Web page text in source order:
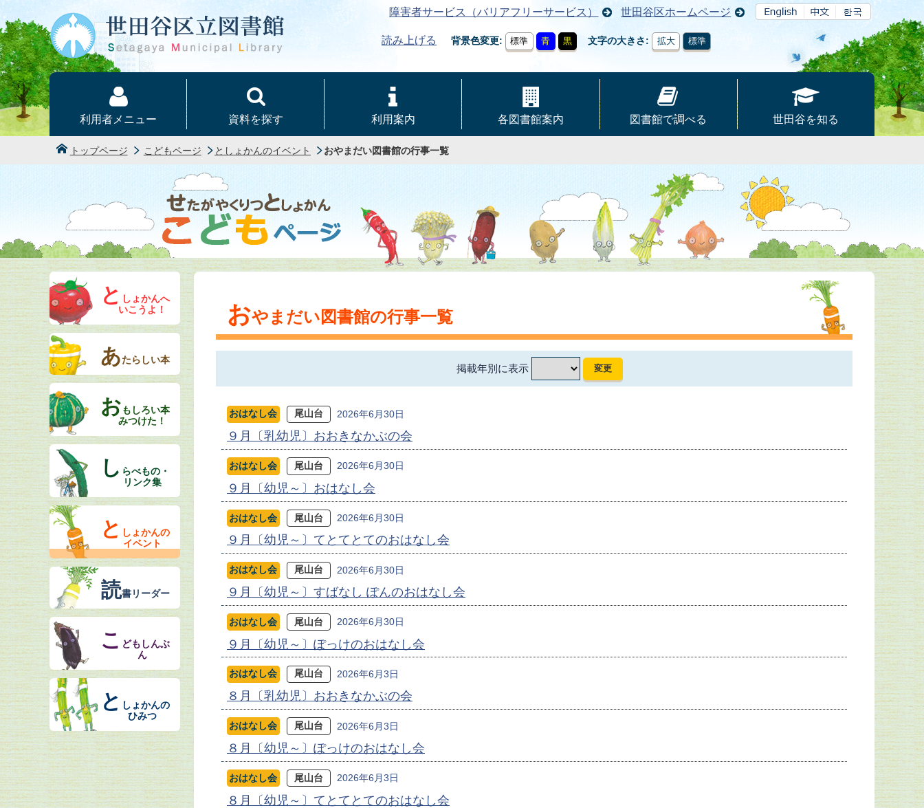
本文へ
障害者サービス（バリアフリーサービス） 世田谷区ホームページ
読み上げる 背景色変更 標準 青 黒 文字の大きさ 拡大 標準
利用者メニュー 資料を探す 利用案内 各図書館案内 図書館で調べる 世田谷を知る
トップページ こどもページ としょかんのイベント おやまだい図書館の行事一覧
おやまだい図書館の行事一覧
掲載年別に表示
おはなし会 尾山台 2026年6月30日
９月〔乳幼児〕おおきなかぶの会
おはなし会 尾山台 2026年6月30日
９月〔幼児～〕おはなし会
おはなし会 尾山台 2026年6月30日
９月〔幼児～〕てとてとてのおはなし会
おはなし会 尾山台 2026年6月30日
９月〔幼児～〕すばなし ぽんのおはなし会
おはなし会 尾山台 2026年6月30日
９月〔幼児～〕ぽっけのおはなし会
おはなし会 尾山台 2026年6月3日
８月〔乳幼児〕おおきなかぶの会
おはなし会 尾山台 2026年6月3日
８月〔幼児～〕ぽっけのおはなし会
おはなし会 尾山台 2026年6月3日
８月〔幼児～〕てとてとてのおはなし会
と しょかんへ
いこうよ！
あたらしい本
おもしろい本
みつけた！
し らべもの・
リンク集
と しょかんの
イベント
読書リーダー
こ どもしんぶ
ん
と しょかんの
ひみつ